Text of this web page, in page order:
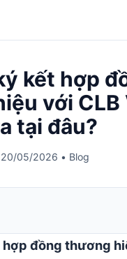
kết hợp
với CLB
tại đâu?
20/05/2026 • Blog
đồng thương